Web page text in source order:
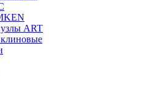
ART